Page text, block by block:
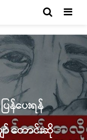
န်ပေးရန်
တောင်းဆို